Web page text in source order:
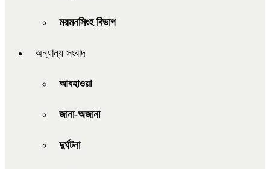
ময়মনসিংহ বিভাগ
অন্যান্য সংবাদ
আবহাওয়া
জানা-অজানা
দুর্ঘটনা